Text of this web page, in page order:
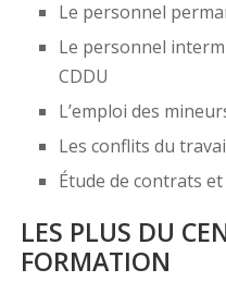
Le personnel
Le personnel
CDDU
L’emploi des
Les conflits du
Étude de contrats
LES PLUS DU
FORMATION